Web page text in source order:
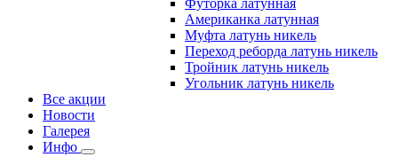
Футорка латунная
Американка латунная
Муфта латунь никель
Переход реборда латунь никель
Тройник латунь никель
Угольник латунь никель
Все акции
Новости
Галерея
Инфо